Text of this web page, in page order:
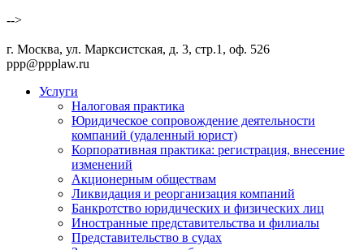
-->
г. Москва, ул. Марксистская, д. 3, стр.1, оф. 526
ppp@ppplaw.ru
Услуги
Налоговая практика
Юридическое сопровождение деятельности
компаний (удаленный юрист)
Корпоративная практика: регистрация, внесение
изменений
Акционерным обществам
Ликвидация и реорганизация компаний
Банкротство юридических и физических лиц
Иностранные представительства и филиалы
Представительство в судах